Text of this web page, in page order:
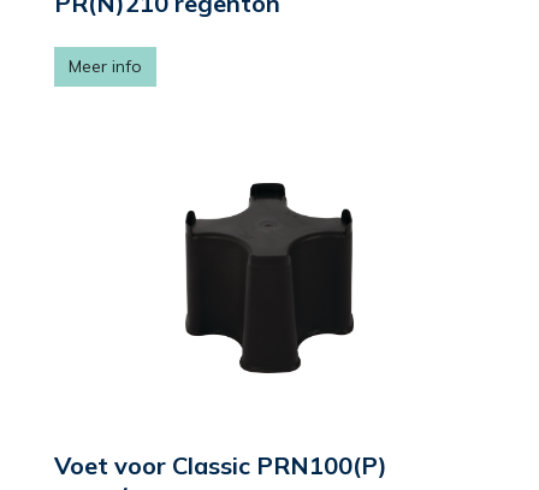
Meer info
Voet voor Classic PRN100(P)